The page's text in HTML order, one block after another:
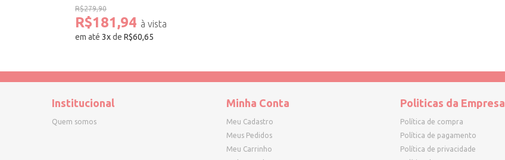
R$279,90
R$181,94
em até 3xde R$60,65
Institucional
Quem somos
Minha Conta
Meu Cadastro
Meus Pedidos
Meu Carrinho
Politicas da Empresa
Política de compra
Política de pagamento
Política de privacidade